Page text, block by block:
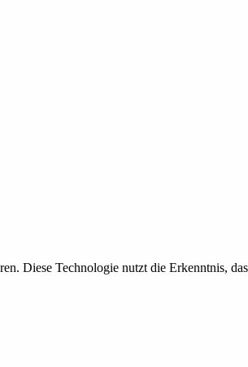
Diese Technologie nutzt die Erkenntnis,